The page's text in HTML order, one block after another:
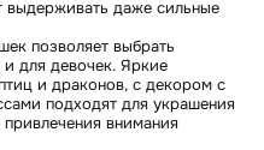
выдерживать даже сильные
позволяет выбрать
и для девочек. Яркие
и драконов, с декором с
подходят для украшения
внимания